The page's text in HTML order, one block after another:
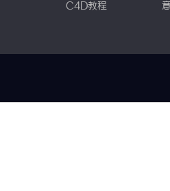
C4D教程